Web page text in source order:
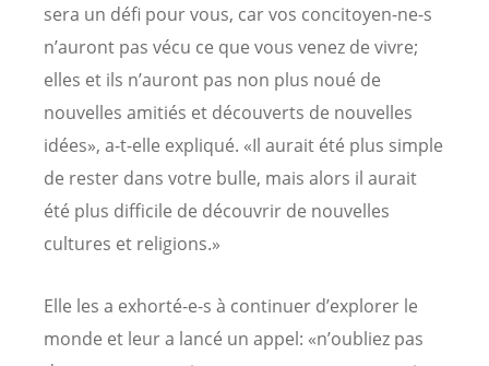
sera un défi pour vous, car vos concitoyen-ne-s
n’auront pas vécu ce que vous venez de vivre;
elles et ils n’auront pas non plus noué de
nouvelles amitiés et découverts de nouvelles
idées», a-t-elle expliqué. «Il aurait été plus simple
de rester dans votre bulle, mais alors il aurait
été plus difficile de découvrir de nouvelles
cultures et religions.»
Elle les a exhorté-e-s à continuer d’explorer le
monde et leur a lancé un appel: «n’oubliez pas